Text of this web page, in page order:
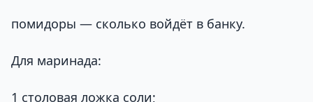
помидоры — сколько войдёт в банку.
Для маринада:
1 столовая ложка соли;